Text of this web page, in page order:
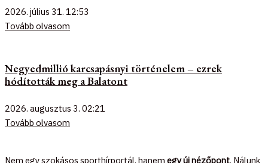
2026. július 31. 12:53
Tovább olvasom
Negyedmillió karcsapásnyi történelem – ezrek
hódították meg a Balatont
2026. augusztus 3. 02:21
Tovább olvasom
Nem egy szokásos sporthírportál, hanem egy új nézőpont. Nálunk